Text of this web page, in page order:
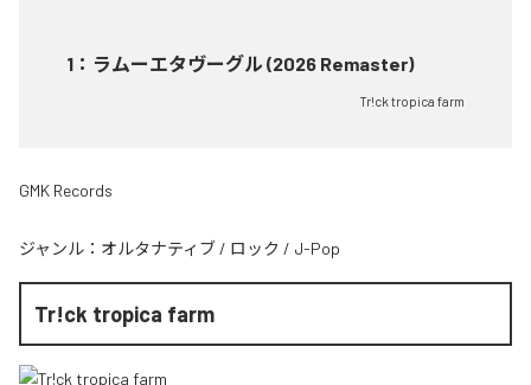
1 ： ラムーエタヴーグル (2026 Remaster)
Tr!ck tropica farm
GMK Records
ジャンル： オルタナティブ / ロック / J-Pop
Tr!ck tropica farm